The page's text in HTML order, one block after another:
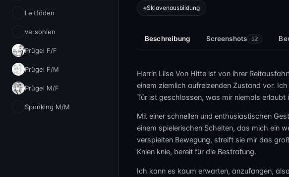
Leitfäden
versohlen
Prügel F/F
Prügel F/M
Prügel M/F
Spanking M/M
Sklavenausbildung
Beschreibung Screenshots 12
Herrin Lilse Von Hitte ist von ihrer
einem ziemlich aufreizenden Zustand vor.
Tür ist geschlossen, was mir niemals erlaubt
Mit einer schnellen und enthusiastischen
einem spielerischen Schelten, das mich ein
verspielten Bewegung, streift sie mir das
Knien knie, bereit für die Bestrafung.
Ich kann es kaum erwarten, anzufangen,